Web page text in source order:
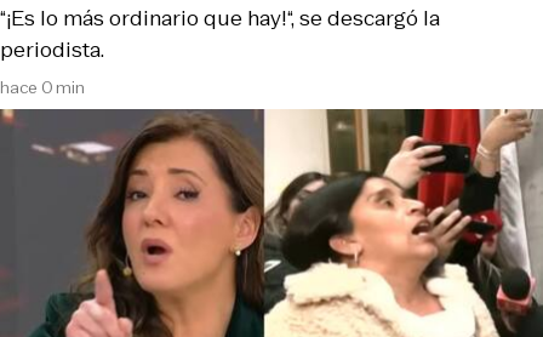
hace 0 min
“¡Es lo más ordinario que hay!“, se descargó la
periodista.